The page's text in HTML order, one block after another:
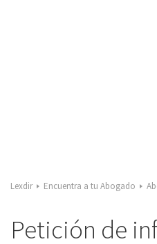
Lexdir Encuentra a tu Abogado
Petición de